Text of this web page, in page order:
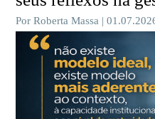
Por Roberta Massa |